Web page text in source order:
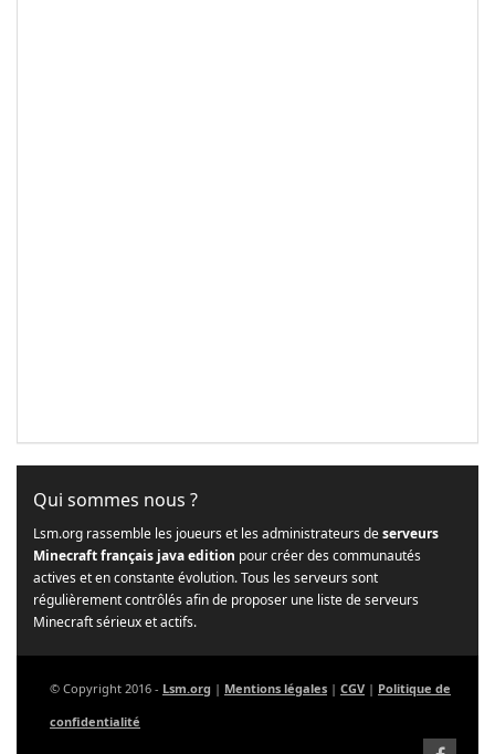
Qui sommes nous ?
Lsm.org rassemble les joueurs et les administrateurs deserveurs
Minecraft français java edition pour créer des communautés
actives et en constante évolution. Tous les serveurs sont
régulièrement contrôlés afin de proposer une liste de serveurs
Minecraft sérieux et actifs.
© Copyright 2016 - Lsm.org | Mentions légales | CGV | Politique de
confidentialité